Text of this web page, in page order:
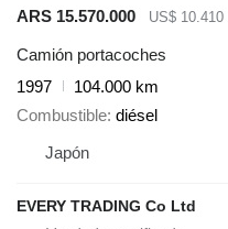
ARS 15.570.000
US$ 10.410
Camión portacoches
1997
104.000 km
Combustible diésel
Japón
EVERY TRADING Co Ltd